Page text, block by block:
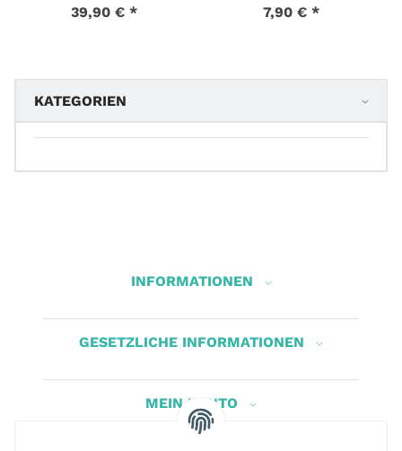
39,90 € * 7,90 € *
KATEGORIEN
INFORMATIONEN
GESETZLICHE INFORMATIONEN
MEIN KONTO